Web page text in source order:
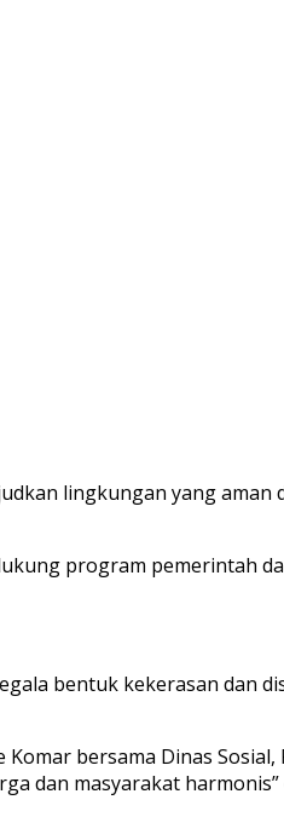
lingkungan yang aman
program pemerintah
bentuk kekerasan dan
bersama Dinas Sosial,
dan masyarakat harmonis”